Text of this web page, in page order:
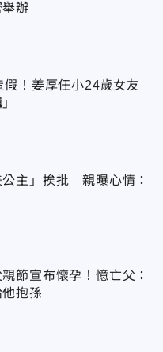
辦
假！姜厚任小24歲女友
主」挨批 親曝心情：
節宣布懷孕！憶亡父：
抱孫